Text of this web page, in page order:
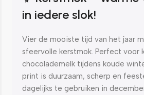
in iedere slok!
Vier de mooiste tijd van het jaar
sfeervolle kerstmok. Perfect voor
chocolademelk tijdens koude
print is duurzaam, scherp en
dagelijks te gebruiken in